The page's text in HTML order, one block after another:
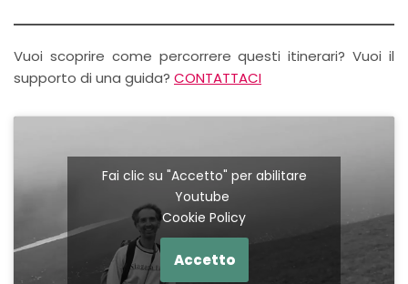
Vuoi scoprire come percorrere questi itinerari? Vuoi il
supporto di una guida? CONTATTACI
Fai clic su "Accetto" per abilitare
Youtube
Cookie Policy
Accetto